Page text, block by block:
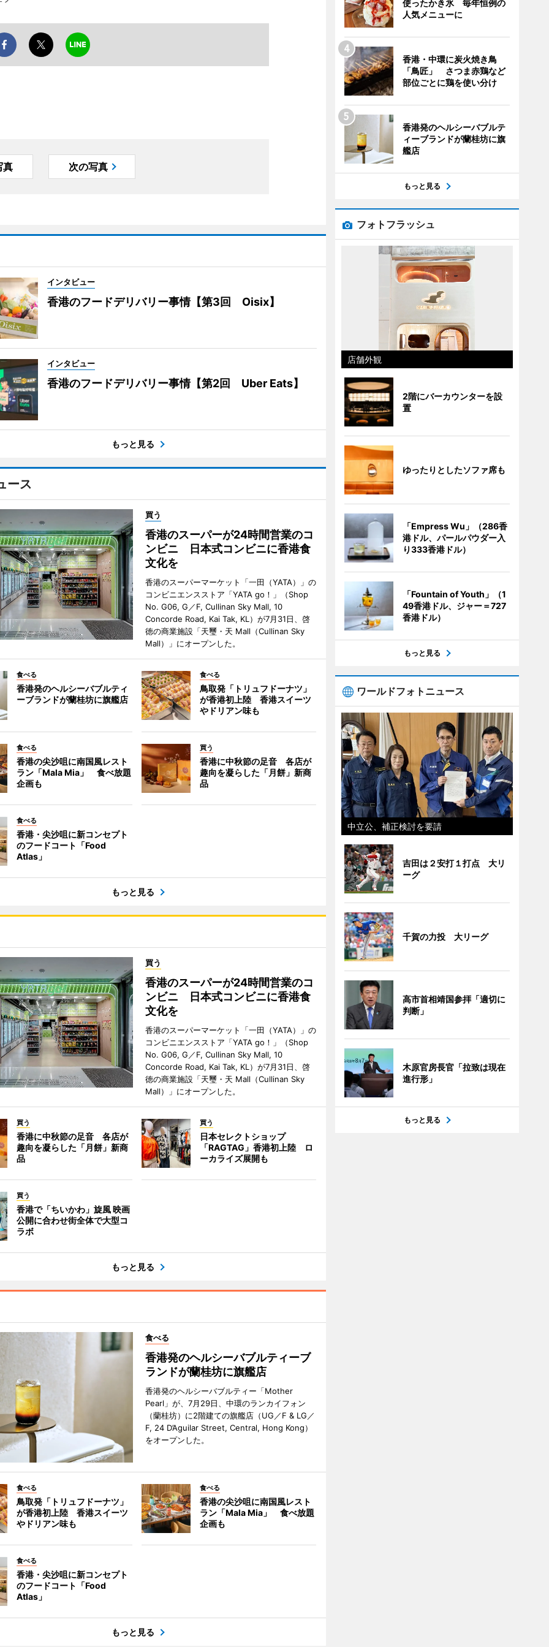
真 次の写真
インタビュー
香港のフードデリバリー事情【第3回 Oisix】
インタビュー
香港のフードデリバリー事情【第2回 Uber Eats】
もっと見る
ース
買う
香港のスーパーが24時間営業のコ
ンビニ 日本式コンビニに香港食
文化を
香港のスーパーマーケット「一田（YATA）」の
コンビニエンスストア「YATA go！」（Shop
No. G06, G／F, Cullinan Sky Mall, 10
Concorde Road, Kai Tak, KL）が7月31日、啓
徳の商業施設「天璽・天 Mall（Cullinan Sky
Mall）」にオープンした。
食べる
香港発のヘルシーバブルティ
ーブランドが蘭桂坊に旗艦店
食べる
鳥取発「トリュフドーナツ」
が香港初上陸 香港スイーツ
やドリアン味も
食べる
香港の尖沙咀に南国風レスト
ラン「Mala Mia」 食べ放題
企画も
買う
香港に中秋節の足音 各店が
趣向を凝らした「月餅」新商
品
食べる
香港・尖沙咀に新コンセプト
のフードコート「Food
Atlas」
もっと見る
買う
香港のスーパーが24時間営業のコ
ンビニ 日本式コンビニに香港食
文化を
香港のスーパーマーケット「一田（YATA）」の
コンビニエンスストア「YATA go！」（Shop
No. G06, G／F, Cullinan Sky Mall, 10
Concorde Road, Kai Tak, KL）が7月31日、啓
徳の商業施設「天璽・天 Mall（Cullinan Sky
Mall）」にオープンした。
買う
香港に中秋節の足音 各店が
趣向を凝らした「月餅」新商
品
買う
日本セレクトショップ
「RAGTAG」香港初上陸 ロ
ーカライズ展開も
買う
香港で「ちいかわ」旋風 映画
公開に合わせ街全体で大型コ
ラボ
もっと見る
食べる
香港発のヘルシーバブルティーブ
ランドが蘭桂坊に旗艦店
香港発のヘルシーバブルティー「Mother
Pearl」が、7月29日、中環のランカイフォン
（蘭桂坊）に2階建ての旗艦店（UG／F & LG／
F, 24 D’Aguilar Street, Central, Hong Kong）
をオープンした。
食べる
鳥取発「トリュフドーナツ」
が香港初上陸 香港スイーツ
やドリアン味も
食べる
香港の尖沙咀に南国風レスト
ラン「Mala Mia」 食べ放題
企画も
食べる
香港・尖沙咀に新コンセプト
のフードコート「Food
Atlas」
もっと見る
使ったかき氷 毎年恒例の
人気メニューに
香港・中環に炭火焼き鳥
「鳥匠」 さつま赤鶏など
部位ごとに鶏を使い分け
香港発のヘルシーバブルテ
ィーブランドが蘭桂坊に旗
艦店
もっと見る
フォトフラッシュ
店舗外観
2階にバーカウンターを設
置
ゆったりとしたソファ席も
「Empress Wu」（286香
港ドル、パールパウダー入
り333香港ドル）
「Fountain of Youth」（1
49香港ドル、ジャー＝727
香港ドル）
もっと見る
ワールドフォトニュース
中立公、補正検討を要請
吉田は２安打１打点 大リ
ーグ
千賀の力投 大リーグ
高市首相靖国参拝「適切に
判断」
木原官房長官「拉致は現在
進行形」
もっと見る